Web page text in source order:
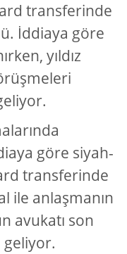
transferinde
İddiaya göre
yıldız
göre siyah-
transferinde
ile anlaşmanın
avukatı son